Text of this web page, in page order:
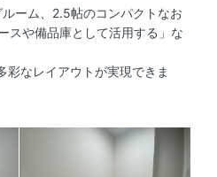
ーム、2.5帖のコンパクトなお
スや備品庫として活用する」な
彩なレイアウトが実現できま